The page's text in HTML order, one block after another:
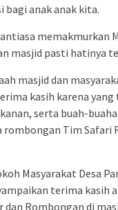
bagi anak anak kita.
memakmurkan
masjid pasti hatinya
masjid dan
kasih karena yang
serta buah-
rombongan Tim Safari
Masyarakat Desa
terima kasih
dan Rombongan di